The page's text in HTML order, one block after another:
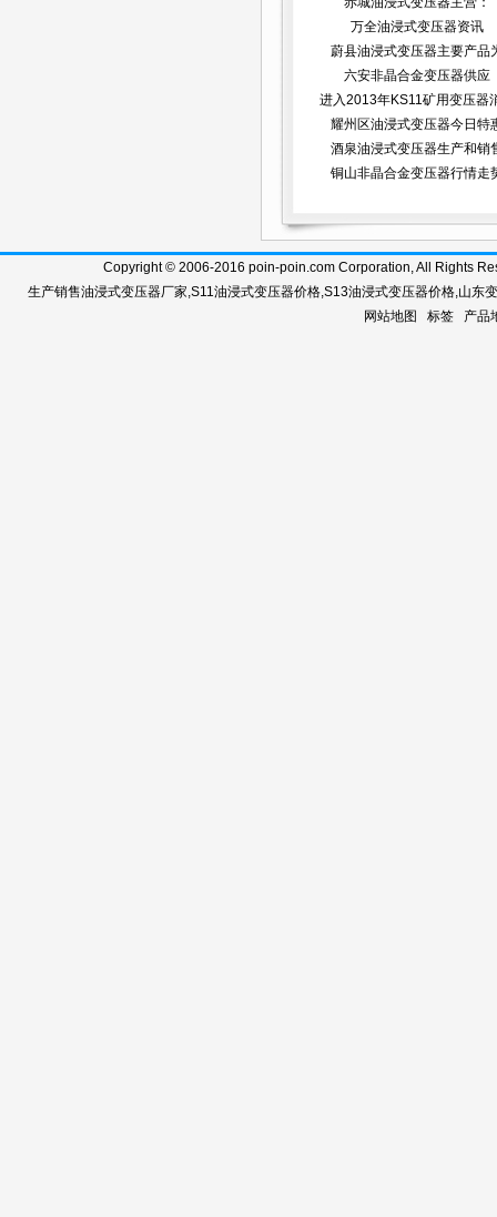
万全油浸式变压器资讯
蔚县油浸式变压器主要产品
六安非晶合金变压器供应
进入2013年KS11矿用变压器
耀州区油浸式变压器今日特
酒泉油浸式变压器生产和销
铜山非晶合金变压器行情走
Copyright © 2006-2016 poin-poin.com Corporation, All Rights
生产销售油浸式变压器厂家,S11油浸式变压器价格,S13油浸式变压器价格,山东
网站地图
标签 产品